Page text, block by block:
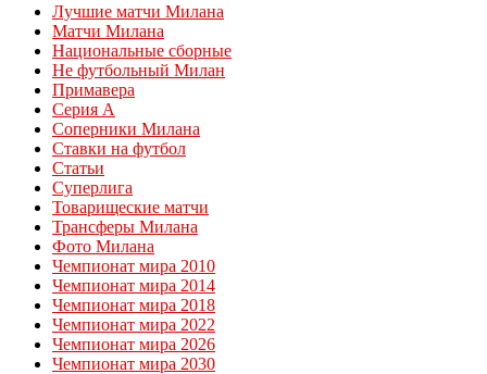
Лучшие матчи Милана
Матчи Милана
Национальные сборные
Не футбольный Милан
Примавера
Серия А
Соперники Милана
Ставки на футбол
Статьи
Суперлига
Товарищеские матчи
Трансферы Милана
Фото Милана
Чемпионат мира 2010
Чемпионат мира 2014
Чемпионат мира 2018
Чемпионат мира 2022
Чемпионат мира 2026
Чемпионат мира 2030